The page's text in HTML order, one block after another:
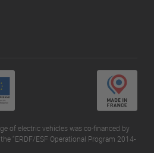
of electric vehicles was co-financed by
“ERDF/ESF Operational Program 2014-